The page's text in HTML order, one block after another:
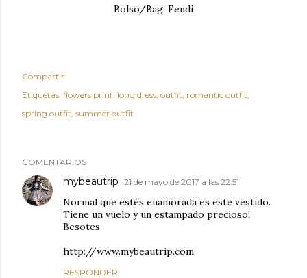
Bolso/Bag: Fendi
Compartir
Etiquetas: flowers print long dress outfit romantic outfit
spring outfit summer outfit
COMENTARIOS
mybeautrip 21 de mayo de 2017 a las 22:51
Normal que estés enamorada es este vestido.
Tiene un vuelo y un estampado precioso!
Besotes
http://www.mybeautrip.com
RESPONDER